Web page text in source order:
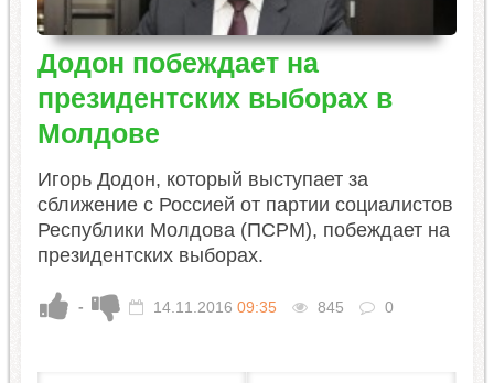
Додон побеждает на
президентских выборах в
Молдове
Игорь Додон, который выступает за
сближение с Россией от партии социалистов
Республики Молдова (ПСРМ), побеждает на
президентских выборах.
- 14.11.2016 09:35 845 0